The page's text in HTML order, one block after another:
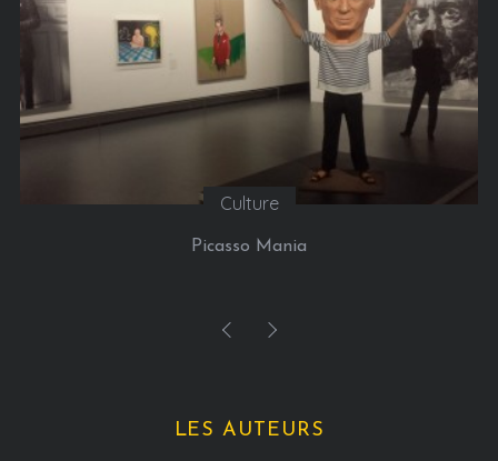
Culture
Picasso Mania
LES AUTEURS